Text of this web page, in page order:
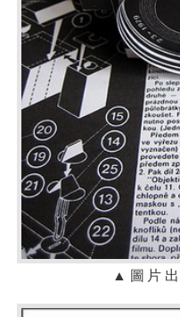
▲ 圖片出